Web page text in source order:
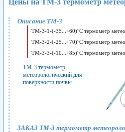
Цены на ТМ-3 термометр
Описание ТМ-3
ТМ-3-1-(-35...+60)°С термометр
ТМ-3-2-(-25...+70)°С термометр
ТМ-3-3-(-10...+85)°С термометр
ТМ-3 термометр
метеорологический для
поверхности почвы
ЗАКАЗ ТМ-3 термометр